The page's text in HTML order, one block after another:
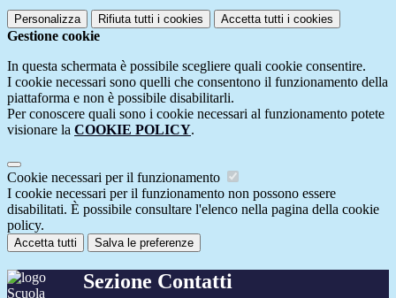
Personalizza Rifiuta tutti i cookies Accetta tutti i cookies
Gestione cookie
In questa schermata è possibile scegliere quali cookie consentire.
I cookie necessari sono quelli che consentono il funzionamento della
piattaforma e non è possibile disabilitarli.
Per conoscere quali sono i cookie necessari al funzionamento potete
visionare la COOKIE POLICY.
Cookie necessari per il funzionamento
I cookie necessari per il funzionamento non possono essere
disabilitati. È possibile consultare l'elenco nella pagina della cookie
policy.
Accetta tutti Salva le preferenze
Sezione Contatti